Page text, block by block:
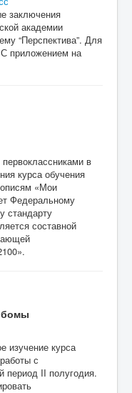
заключения
академии
“Перспектива”. Для
приложением на
в
курса обучения
«Мои
Федеральному
стандарту
составной
изучение курса
с
период II полугодия.